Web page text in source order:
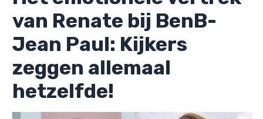
van Renate bij BenB-
Jean Paul: Kijkers
zeggen allemaal
hetzelfde!